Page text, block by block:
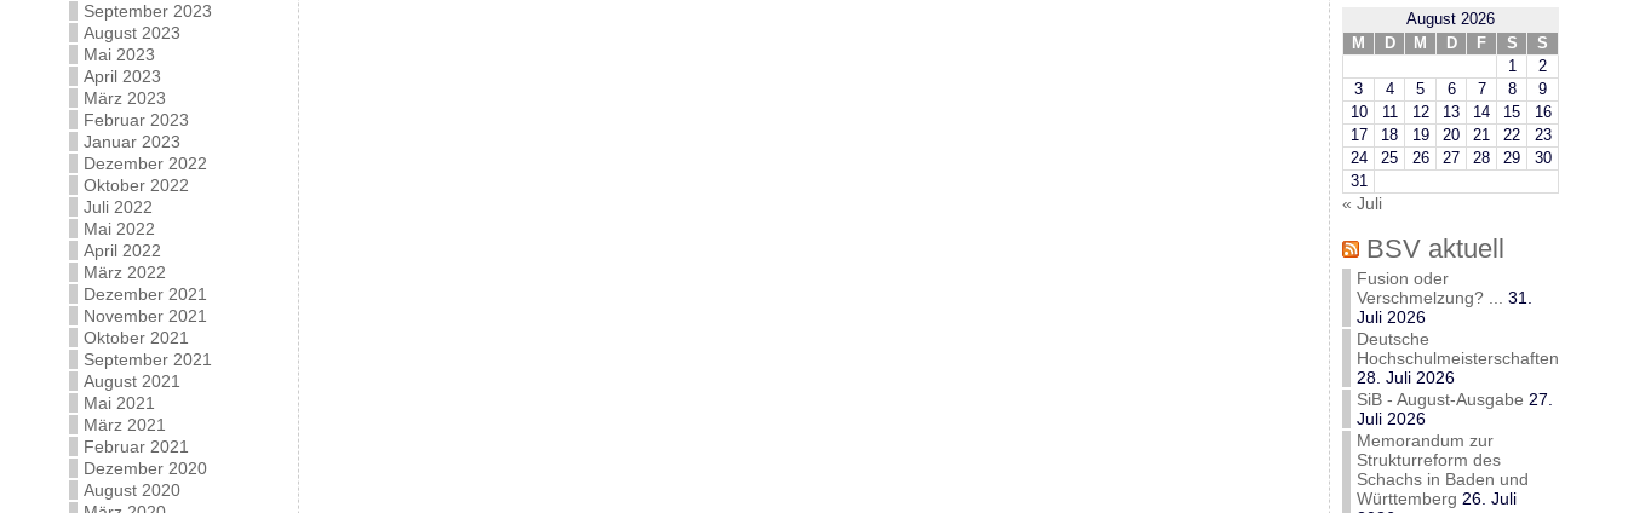
September 2023
August 2023
Mai 2023
April 2023
März 2023
Februar 2023
Januar 2023
Dezember 2022
Oktober 2022
Juli 2022
Mai 2022
April 2022
März 2022
Dezember 2021
November 2021
Oktober 2021
September 2021
August 2021
Mai 2021
März 2021
Februar 2021
Dezember 2020
August 2020
August 2026
M
D M D F S
S
1
2
3
4 5 6 7 8
9
10
11 12 13 14 15
16
17
18 19 20 21 22
23
24
25 26 27 28 29
30
31
« Juli
BSV aktuell
Fusion oder
Verschmelzung? ...
31.
Juli 2026
Deutsche
Hochschulmeisterschaften
28. Juli 2026
SiB - August-Ausgabe 27.
Juli 2026
Memorandum zur
Strukturreform des
Schachs in Baden und
Württemberg 26. Juli